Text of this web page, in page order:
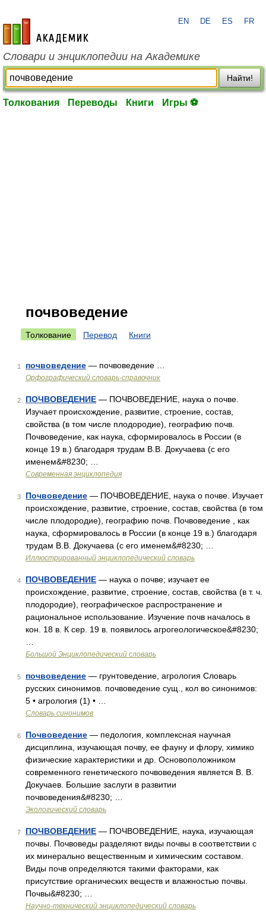
academic.ru
EN DE ES FR
Словари и энциклопедии на Академике
Найти!
Толкования Переводы Книги Игры ⚽
почвоведение
Толкование Перевод Книги
1 почвоведение — почвоведение …
Орфографический словарь-справочник
2 ПОЧВОВЕДЕНИЕ — ПОЧВОВЕДЕНИЕ, наука о почве.
Изучает происхождение, развитие, строение, состав,
свойства (в том числе плодородие), географию почв.
Почвоведение, как наука, сформировалось в России (в
конце 19 в.) благодаря трудам В.В. Докучаева (с его
именем&#8230; …
Современная энциклопедия
3 Почвоведение — ПОЧВОВЕДЕНИЕ, наука о почве. Изучает
происхождение, развитие, строение, состав, свойства (в том
числе плодородие), географию почв. Почвоведение , как
наука, сформировалось в России (в конце 19 в.) благодаря
трудам В.В. Докучаева (с его именем&#8230; …
Иллюстрированный энциклопедический словарь
4 ПОЧВОВЕДЕНИЕ — наука о почве; изучает ее
происхождение, развитие, строение, состав, свойства (в т. ч.
плодородие), географическое распространение и
рациональное использование. Изучение почв началось в
кон. 18 в. К сер. 19 в. появилось агрогеологическое&#8230;
Большой Энциклопедический словарь
5 почвоведение — грунтоведение, агрология Словарь
русских синонимов. почвоведение сущ., кол во синонимов:
5 • агрология (1) • …
Словарь синонимов
6 Почвоведение — педология, комплексная научная
дисциплина, изучающая почву, ее фауну и флору, химико
физические характеристики и др. Основоположником
современного генетического почвоведения является В. В.
Докучаев. Большие заслуги в развитии
почвоведения&#8230; …
Экологический словарь
7 ПОЧВОВЕДЕНИЕ — ПОЧВОВЕДЕНИЕ, наука, изучающая
почвы. Почвоведы разделяют виды почвы в соответствии с
их минерально вещественным и химическим составом.
Виды почв определяются такими факторами, как
присутствие органических веществ и влажностью почвы.
Почвы&#8230; …
Научно-технический энциклопедический словарь